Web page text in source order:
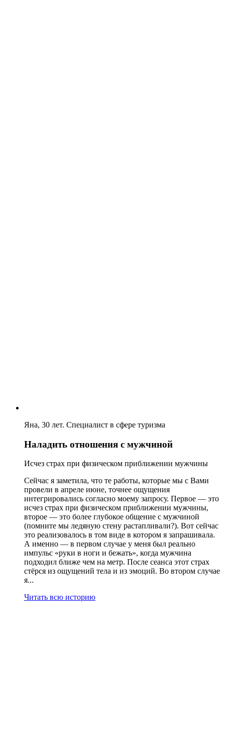
Яна, 30 лет. Специалист в сфере туризма
Наладить отношения с мужчиной
Исчез страх при физическом приближении мужчины
Сейчас я заметила, что те работы, которые мы с Вами
провели в апреле июне, точнее ощущения
интегрировались согласно моему запросу. Первое — это
исчез страх при физическом приближении мужчины,
второе — это более глубокое общение с мужчиной
(помните мы ледяную стену растапливали?). Вот сейчас
это реализовалось в том виде в котором я запрашивала.
А именно — в первом случае у меня был реально
импульс «руки в ноги и бежать», когда мужчина
подходил ближе чем на метр. После сеанса этот страх
стёрся из ощущений тела и из эмоций. Во втором случае
я...
Читать всю историю